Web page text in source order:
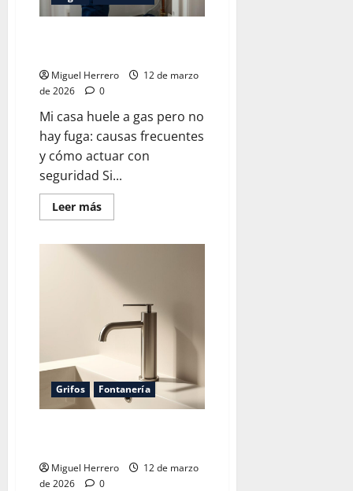
Miguel Herrero
12 de marzo
de 2026
0
Mi casa huele a gas pero no
hay fuga: causas frecuentes
y cómo actuar con
seguridad Si...
Leer másLeer
más
huele
pero
hay
fuga
Grifos Fontanería
Miguel Herrero
12 de marzo
de 2026
0